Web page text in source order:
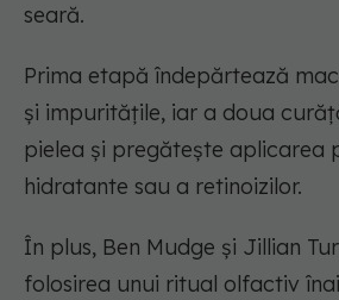
seară.
Prima etapă îndepărtează
și impuritățile, iar a doua
pielea și pregătește aplicarea
hidratante sau a retinoizilor.
În plus, Ben Mudge și Jillian
folosirea unui ritual olfactiv